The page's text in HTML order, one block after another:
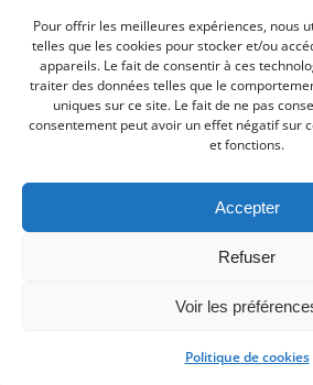
Pour offrir les meilleures expériences, nous
telles que les cookies pour stocker et/ou
appareils. Le fait de consentir à ces
traiter des données telles que le
uniques sur ce site. Le fait de ne pas
consentement peut avoir un effet négatif sur
et fonctions.
Accepter
Refuser
Voir les
Politique de cookies
04 66 88 01 05
© 2026 Commune de Le
Mentions légales•